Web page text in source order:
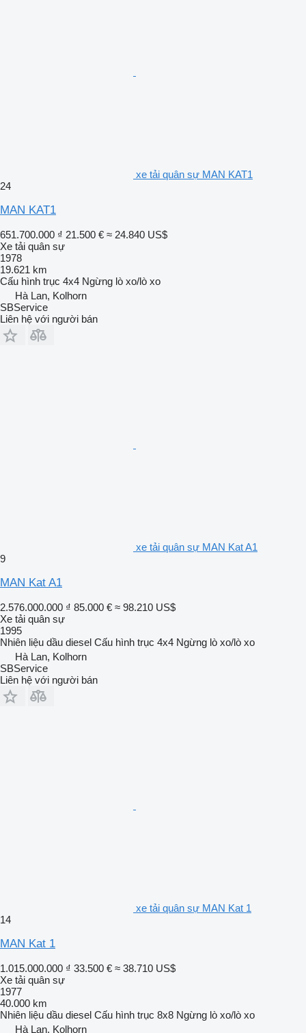
xe tải quân sự MAN KAT1
24
MAN KAT1
651.700.000 ₫ 21.500 € ≈ 24.840 US$
Xe tải quân sự
1978
19.621 km
Cấu hình trục 4x4 Ngừng lò xo/lò xo
Hà Lan, Kolhorn
SBService
Liên hệ với người bán
xe tải quân sự MAN Kat A1
9
MAN Kat A1
2.576.000.000 ₫ 85.000 € ≈ 98.210 US$
Xe tải quân sự
1995
Nhiên liệu dầu diesel Cấu hình trục 4x4 Ngừng lò xo/lò xo
Hà Lan, Kolhorn
SBService
Liên hệ với người bán
xe tải quân sự MAN Kat 1
14
MAN Kat 1
1.015.000.000 ₫ 33.500 € ≈ 38.710 US$
Xe tải quân sự
1977
40.000 km
Nhiên liệu dầu diesel Cấu hình trục 8x8 Ngừng lò xo/lò xo
Hà Lan, Kolhorn